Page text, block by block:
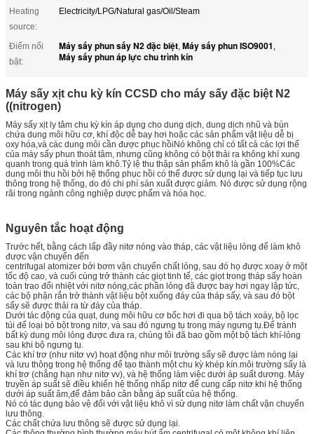
Heating
source:
Electricity/LPG/Natural gas/Oil/Steam
Điểm nổi
bật:
Máy sấy phun sấy N2 đặc biệt, Máy sấy phun ISO9001 ,
Máy sấy phun áp lực chu trình kín
Máy sấy xịt chu kỳ kín CCSD cho máy sấy đặc biệt N2
((nitrogen)
Máy sấy xịt ly tâm chu kỳ kín áp dụng cho dung dịch, dung dịch nhũ và bùn
chứa dung môi hữu cơ, khí độc dễ bay hơi hoặc các sản phẩm vật liệu dễ bị
oxy hóa,và các dung môi cần được phục hồiNó không chỉ có tất cả các lợi thế
của máy sấy phun thoát tâm, nhưng cũng không có bột thải ra không khí xung
quanh trong quá trình làm khô.Tỷ lệ thu thập sản phẩm khô là gần 100%Các
dung môi thu hồi bởi hệ thống phục hồi có thể được sử dụng lại và tiếp tục lưu
thông trong hệ thống, do đó chi phí sản xuất được giảm. Nó được sử dụng rộng
rãi trong ngành công nghiệp dược phẩm và hóa học.
Nguyên tắc hoạt động
Trước hết, bằng cách lấp đầy nitơ nóng vào tháp, các vật liệu lỏng để làm khô
được vận chuyển đến
centrifugal atomizer bởi bơm vận chuyển chất lỏng, sau đó họ được xoay ở một
tốc độ cao, và cuối cùng trở thành các giọt tinh tế, các giọt trong tháp sấy hoàn
toàn trao đổi nhiệt với nitơ nóng,các phần lỏng đã được bay hơi ngay lập tức,
các bộ phận rắn trở thành vật liệu bột xuống đáy của tháp sấy, và sau đó bột
sấy sẽ được thải ra từ đáy của tháp.
Dưới tác động của quạt, dung môi hữu cơ bốc hơi đi qua bộ tách xoáy, bộ lọc
túi để loại bỏ bột trong nitơ, và sau đó ngưng tụ trong máy ngưng tụ.Để tránh
bất kỳ dung môi lỏng được đưa ra, chúng tôi đã bao gồm một bộ tách khí-lỏng
sau khi bộ ngưng tụ.
Các khí trơ (như nitơ vv) hoạt động như môi trường sấy sẽ được làm nóng lại
và lưu thông trong hệ thống để tạo thành một chu kỳ khép kín.môi trường sấy là
khí trơ (chẳng hạn như nitơ vv), và hệ thống làm việc dưới áp suất dương. Máy
truyền áp suất sẽ điều khiển hệ thống nhấp nitơ để cung cấp nitơ khi hệ thống
dưới áp suất âm,để đảm bảo cân bằng áp suất của hệ thống.
Nó có tác dụng bảo vệ đối với vật liệu khô vì sử dụng nitơ làm chất vận chuyển
lưu thông.
Các chất chứa lưu thông sẽ được sử dụng lại.